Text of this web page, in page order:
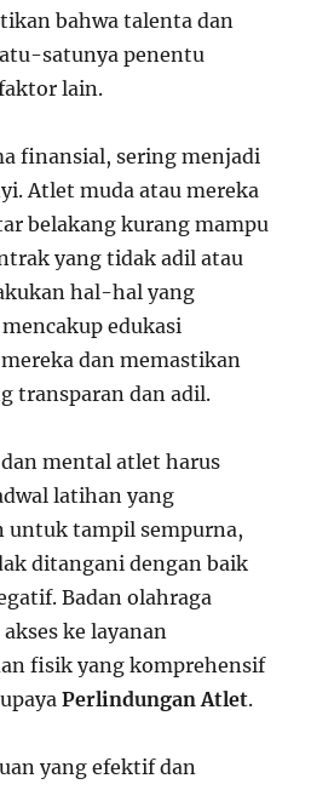
bahwa talenta dan
satunya penentu
lain.
finansial, sering menjadi
Atlet muda atau mereka
belakang kurang mampu
yang tidak adil atau
hal-hal yang
edukasi
dan memastikan
transparan dan adil.
mental atlet harus
latihan yang
untuk tampil sempurna,
ditangani dengan baik
Badan olahraga
ke layanan
fisik yang komprehensif
Perlindungan Atlet.
yang efektif dan